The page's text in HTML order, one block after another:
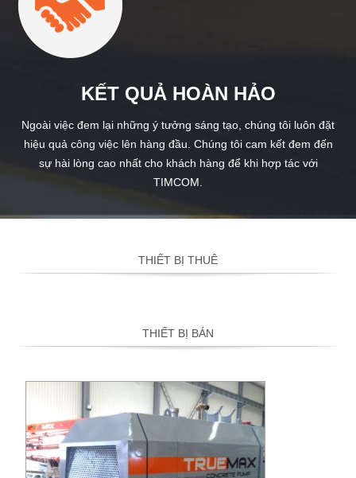
KẾT QUẢ HOÀN HẢO
Ngoài việc đem lại những ý tưởng sáng tạo, chúng tôi luôn đặt
hiệu quả công việc lên hàng đầu. Chúng tôi cam kết đem đến
sự hài lòng cao nhất cho khách hàng để khi hợp tác với
TIMCOM.
THIẾT BỊ THUÊ
THIẾT BỊ BÁN